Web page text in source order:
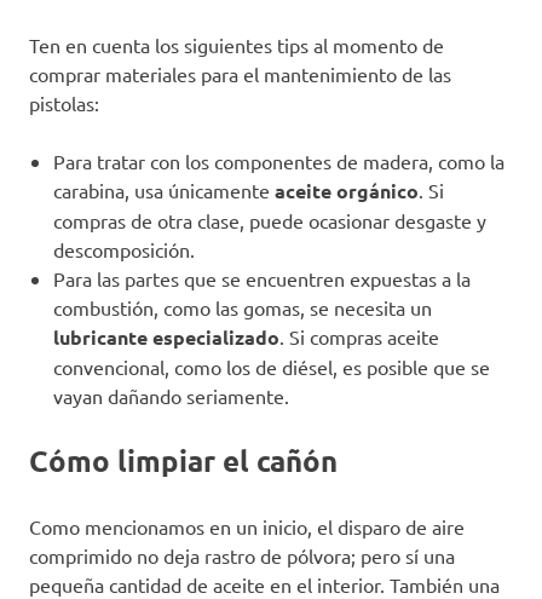
Ten en cuenta los siguientes tips al momento de
comprar materiales para el mantenimiento de las
pistolas:
Para tratar con los componentes de madera, como la
carabina, usa únicamente aceite orgánico . Si
compras de otra clase, puede ocasionar desgaste y
descomposición.
Para las partes que se encuentren expuestas a la
combustión, como las gomas, se necesita un
lubricante especializado . Si compras aceite
convencional, como los de diésel, es posible que se
vayan dañando seriamente.
Cómo limpiar el cañón
Como mencionamos en un inicio, el disparo de aire
comprimido no deja rastro de pólvora; pero sí una
pequeña cantidad de aceite en el interior. También una